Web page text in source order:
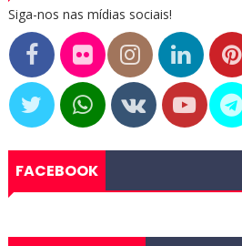
Siga-nos nas mídias sociais!
FACEBOOK